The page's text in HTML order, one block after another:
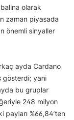
balina olarak
zaman piyasada
önemli sinyaller
ayda Cardano
gösterdi; yani
bu gruplar
248 milyon
payları %66,84’ten